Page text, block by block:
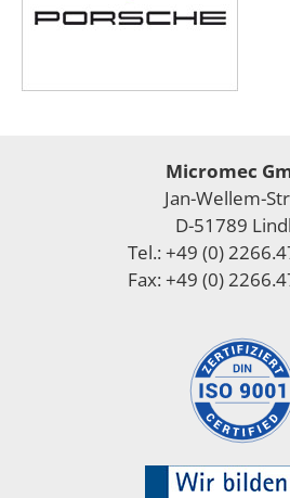
Micromec
Jan-Wellem-
D-51789
Tel.: +49 (0)
Fax: +49 (0)